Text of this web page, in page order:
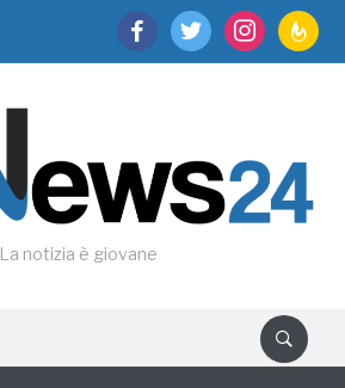
facebooktwitter instagram
La notizia è giovane